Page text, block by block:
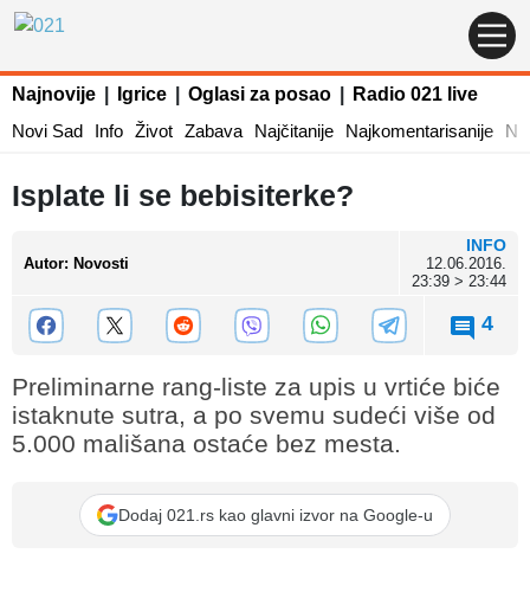
Najnovije Igrice Oglasi za posao
Radio 021 live
Novi Sad
Info Život Zabava Najčitanije Najkomentarisanije
Isplate li se bebisiterke?
Autor: Novosti
INFO
12.06.2016.
23:39 > 23:44
4
Preliminarne rang-liste za upis u vrtiće biće
istaknute sutra, a po svemu sudeći više od
5.000 mališana ostaće bez mesta.
Dodaj 021.rs kao glavni izvor na Google-u